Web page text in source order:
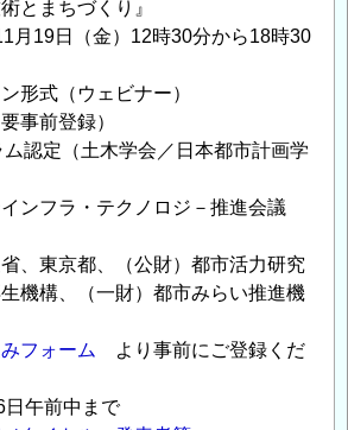
とまちづくり』
月19日（金）12時30分から18時30
形式（ウェビナー）
事前登録）
認定（土木学会／日本都市計画学
ンフラ・テクノロジ－推進会議
、東京都、（公財）都市活力研究
機構、（一財）都市みらい推進機
フォーム
より事前にご登録くだ
日午前中まで